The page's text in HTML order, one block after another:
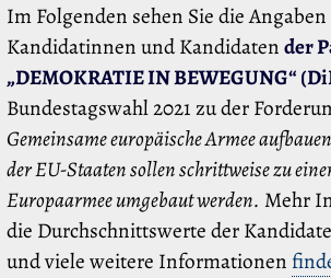
Im Folgenden sehen Sie die
Kandidatinnen und Kandidatender
„DEMOKRATIE IN BEWEGUNG“
Bundestagswahl 2021 zu der
Gemeinsame europäische Armee
der EU-Staaten sollen schrittweise zu
Europaarmee umgebaut werden. Mehr
die Durchschnittswerte der
und viele weitere Informationen